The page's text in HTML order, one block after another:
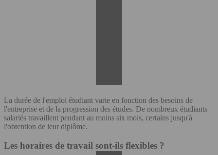
La durée de l'emploi étudiant varie en fonction des besoins de
l'entreprise et de la progression des études. De nombreux étudiants
salariés travaillent pendant au moins six mois, certains jusqu'à
l'obtention de leur diplôme.
Les horaires de travail sont-ils flexibles ?